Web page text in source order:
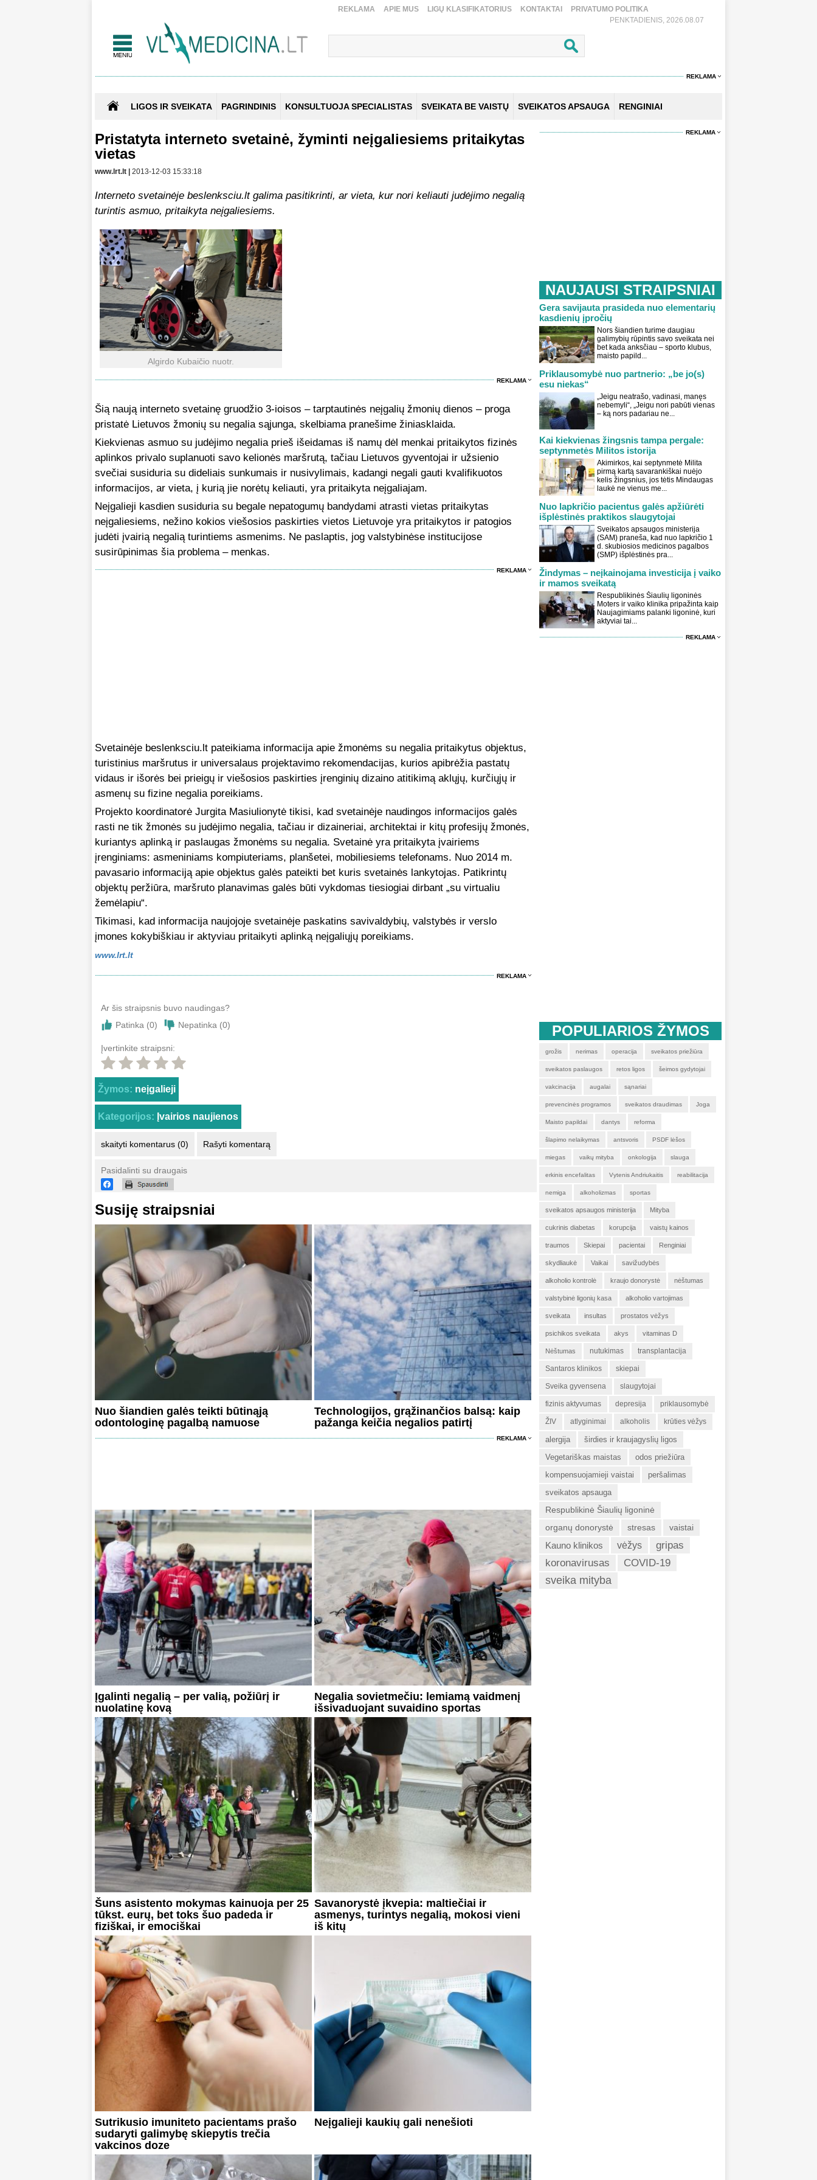
REKLAMA APIE MUS LIGŲ KLASIFIKATORIUS KONTAKTAI
PRIVATUMO POLITIKA
PENKTADIENIS, 2026.08.07
REKLAMA
LIGOS IR SVEIKATA PAGRINDINIS KONSULTUOJA SPECIALISTAS SVEIKATA BE VAISTŲ SVEIKATOS APSAUGA RENGINIAI
Pristatyta interneto svetainė, žyminti neįgaliesiems pritaikytas
vietas
www.lrt.lt | 2013-12-03 15:33:18
Interneto svetainėje beslenksciu.lt galima pasitikrinti, ar vieta, kur nori keliauti judėjimo negalią
turintis asmuo, pritaikyta neįgaliesiems.
Algirdo Kubaičio nuotr.
REKLAMA
Šią naują interneto svetainę gruodžio 3-ioisos – tarptautinės neįgalių žmonių dienos – proga
pristatė Lietuvos žmonių su negalia sąjunga, skelbiama pranešime žiniasklaida.
Kiekvienas asmuo su judėjimo negalia prieš išeidamas iš namų dėl menkai pritaikytos fizinės
aplinkos privalo suplanuoti savo kelionės maršrutą, tačiau Lietuvos gyventojai ir užsienio
svečiai susiduria su dideliais sunkumais ir nusivylimais, kadangi negali gauti kvalifikuotos
informacijos, ar vieta, į kurią jie norėtų keliauti, yra pritaikyta neįgaliajam.
Neįgalieji kasdien susiduria su begale nepatogumų bandydami atrasti vietas pritaikytas
neįgaliesiems, nežino kokios viešosios paskirties vietos Lietuvoje yra pritaikytos ir patogios
judėti įvairią negalią turintiems asmenims. Ne paslaptis, jog valstybinėse institucijose
susirūpinimas šia problema – menkas.
REKLAMA
Svetainėje beslenksciu.lt pateikiama informacija apie žmonėms su negalia pritaikytus objektus,
turistinius maršrutus ir universalaus projektavimo rekomendacijas, kurios apibrėžia pastatų
vidaus ir išorės bei prieigų ir viešosios paskirties įrenginių dizaino atitikimą aklųjų, kurčiųjų ir
asmenų su fizine negalia poreikiams.
Projekto koordinatorė Jurgita Masiulionytė tikisi, kad svetainėje naudingos informacijos galės
rasti ne tik žmonės su judėjimo negalia, tačiau ir dizaineriai, architektai ir kitų profesijų žmonės,
kuriantys aplinką ir paslaugas žmonėms su negalia. Svetainė yra pritaikyta įvairiems
įrenginiams: asmeniniams kompiuteriams, planšetei, mobiliesiems telefonams. Nuo 2014 m.
pavasario informaciją apie objektus galės pateikti bet kuris svetainės lankytojas. Patikrintų
objektų peržiūra, maršruto planavimas galės būti vykdomas tiesiogiai dirbant „su virtualiu
žemėlapiu“.
Tikimasi, kad informacija naujojoje svetainėje paskatins savivaldybių, valstybės ir verslo
įmones kokybiškiau ir aktyviau pritaikyti aplinką neįgaliųjų poreikiams.
www.lrt.lt
REKLAMA
Ar šis straipsnis buvo naudingas?
Patinka (0) Nepatinka (0)
Įvertinkite straipsni:
Žymos: neįgalieji
Kategorijos: Įvairios naujienos
skaityti komentarus (0) Rašyti komentarą
Pasidalinti su draugais
Susiję straipsniai
Nuo šiandien galės teikti būtinąją
odontologinę pagalbą namuose
Technologijos, grąžinančios balsą: kaip
pažanga keičia negalios patirtį
REKLAMA
Įgalinti negalią – per valią, požiūrį ir
nuolatinę kovą
Negalia sovietmečiu: lemiamą vaidmenį
išsivaduojant suvaidino sportas
Šuns asistento mokymas kainuoja per 25
tūkst. eurų, bet toks šuo padeda ir
fiziškai, ir emociškai
Savanorystė įkvepia: maltiečiai ir
asmenys, turintys negalią, mokosi vieni
iš kitų
Sutrikusio imuniteto pacientams prašo
sudaryti galimybę skiepytis trečia
vakcinos doze
Neįgalieji kaukių gali nenešioti
REKLAMA
NAUJAUSI STRAIPSNIAI
Gera savijauta prasideda nuo elementarių
kasdienių įpročių
Nors šiandien turime daugiau
galimybių rūpintis savo sveikata nei
bet kada anksčiau – sporto klubus,
maisto papild...
Priklausomybė nuo partnerio: „be jo(s)
esu niekas“
„Jeigu neatrašo, vadinasi, manęs
nebemyli“, „Jeigu nori pabūti vienas
– ką nors padariau ne...
Kai kiekvienas žingsnis tampa pergale:
septynmetės Militos istorija
Akimirkos, kai septynmetė Milita
pirmą kartą savarankiškai nuėjo
kelis žingsnius, jos tėtis Mindaugas
laukė ne vienus me...
Nuo lapkričio pacientus galės apžiūrėti
išplėstinės praktikos slaugytojai
Sveikatos apsaugos ministerija
(SAM) praneša, kad nuo lapkričio 1
d. skubiosios medicinos pagalbos
(SMP) išplėstinės pra...
Žindymas – neįkainojama investicija į vaiko
ir mamos sveikatą
Respublikinės Šiaulių ligoninės
Moters ir vaiko klinika pripažinta kaip
Naujagimiams palanki ligoninė, kuri
aktyviai tai...
REKLAMA
POPULIARIOS ŽYMOS
grožis nerimas operacija sveikatos priežiūra
sveikatos paslaugos retos ligos šeimos gydytojai
vakcinacija augalai sąnariai
prevencinės programos sveikatos draudimas Joga
Maisto papildai dantys reforma
šlapimo nelaikymas antsvoris PSDF lėšos
miegas vaikų mityba onkologija slauga
erkinis encefalitas Vytenis Andriukaitis reabilitacija
nemiga alkoholizmas sportas
sveikatos apsaugos ministerija Mityba
cukrinis diabetas korupcija vaistų kainos
traumos Skiepai pacientai Renginiai
skydliaukė Vaikai savižudybės
alkoholio kontrolė kraujo donorystė nėštumas
valstybinė ligonių kasa alkoholio vartojimas
sveikata insultas prostatos vėžys
psichikos sveikata akys vitaminas D
Nėštumas nutukimas transplantacija
Santaros klinikos skiepai
Sveika gyvensena slaugytojai
fizinis aktyvumas depresija priklausomybė
ŽIV atlyginimai alkoholis krūties vėžys
alergija
širdies ir kraujagyslių ligos
Vegetariškas maistas
odos priežiūra
kompensuojamieji vaistai
peršalimas
sveikatos apsauga
Respublikinė Šiaulių ligoninė
organų donorystė
stresas vaistai
Kauno klinikos vėžys
gripas
koronavirusas
COVID-19
sveika mityba